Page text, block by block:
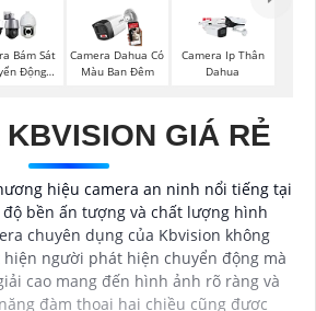
Bám Sát
Động
Camera Dahua Có
Màu Ban Đêm
Camera Ip Thân
Dahua
KBVISION GIÁ RẺ
hiệu camera an ninh nổi tiếng tại
bền ấn tượng và chất lượng hình
chuyên dụng của Kbvision không
người phát hiện chuyển động mà
cao mang đến hình ảnh rõ ràng và
đàm thoại hai chiều cũng được